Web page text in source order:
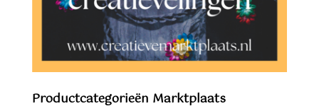
Productcategorieën Marktplaats